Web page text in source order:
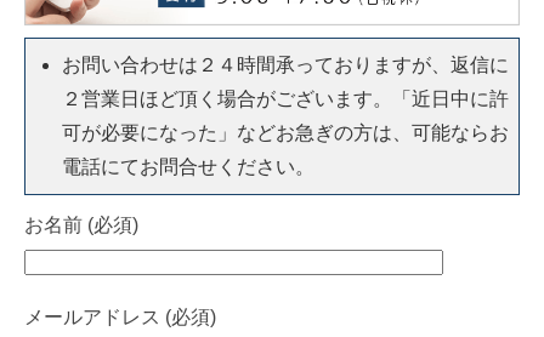
お問い合わせは２４時間承っておりますが、返信に
２営業日ほど頂く場合がございます。「近日中に許
可が必要になった」などお急ぎの方は、可能ならお
電話にてお問合せください。
お名前 (必須)
メールアドレス (必須)